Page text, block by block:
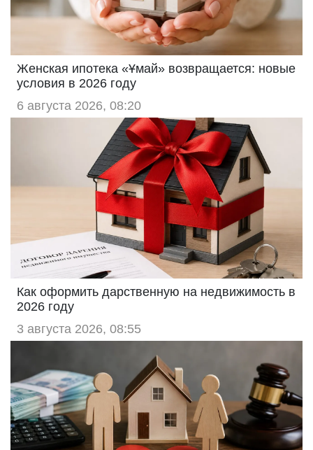
Женская ипотека «Ұмай» возвращается: новые
условия в 2026 году
6 августа 2026, 08:20
Как оформить дарственную на недвижимость в
2026 году
3 августа 2026, 08:55